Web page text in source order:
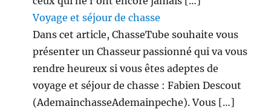
Voyage et séjour de chasse
Dans cet article, ChasseTube souhaite vous
présenter un Chasseur passionné qui va vous
rendre heureux si vous êtes adeptes de
voyage et séjour de chasse : Fabien Descout
(AdemainchasseAdemainpeche). Vous […]